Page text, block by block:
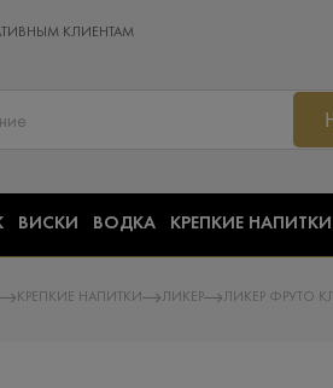
КЛИЕНТАМ
ВИСКИ ВОДКА КРЕПКИЕ НАПИТКИ
КРЕПКИЕ НАПИТКИ ЛИКЕР ЛИКЕР ФРУТО